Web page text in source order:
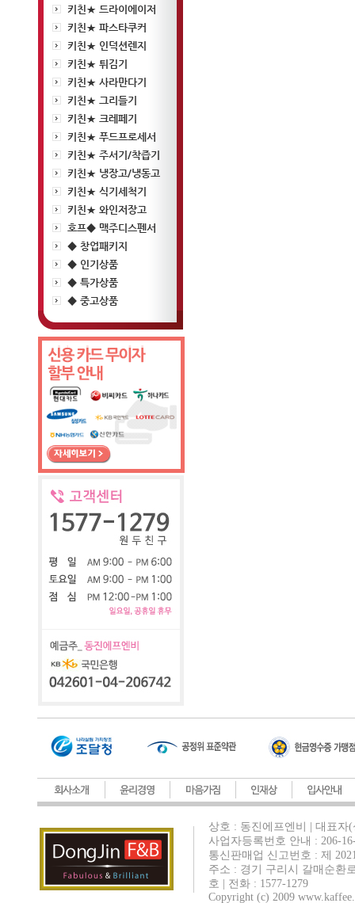
키친★ 드라이에이저
키친★ 파스타쿠커
키친★ 인덕션렌지
키친★ 튀김기
키친★ 사라만다기
키친★ 그리들기
키친★ 크레페기
키친★ 푸드프로세서
키친★ 주서기/착즙기
키친★ 냉장고/냉동고
키친★ 식기세척기
키친★ 와인저장고
호프◆ 맥주디스펜서
◆ 창업패키지
◆ 인기상품
◆ 특가상품
◆ 중고상품
상호 : 동진에프엔비 | 대표
사업자등록번호 안내 : 206-
통신판매업 신고번호 : 제
주소 : 경기 구리시 갈매순환
호 | 전화 : 1577-1279
Copyright (c) 2009